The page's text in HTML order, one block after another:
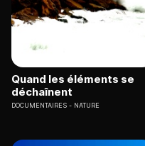
Quand les éléments se
déchaînent
DOCUMENTAIRES NATURE